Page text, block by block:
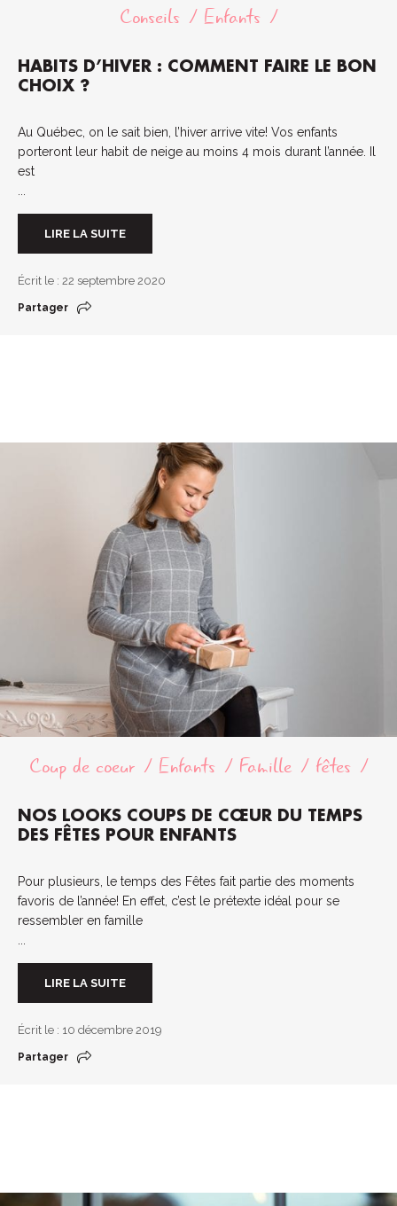
Conseils Enfants
HABITS D’HIVER : COMMENT FAIRE LE BON
CHOIX ?
Au Québec, on le sait bien, l’hiver arrive vite! Vos enfants
porteront leur habit de neige au moins 4 mois durant l’année. Il
est
LIRE LA SUITE
Écrit le : 22 septembre 2020
Partager
Coup de coeur Enfants Famille fêtes
NOS LOOKS COUPS DE CŒUR DU TEMPS
DES FÊTES POUR ENFANTS
Pour plusieurs, le temps des Fêtes fait partie des moments
favoris de l’année! En effet, c’est le prétexte idéal pour se
ressembler en famille
LIRE LA SUITE
Écrit le : 10 décembre 2019
Partager